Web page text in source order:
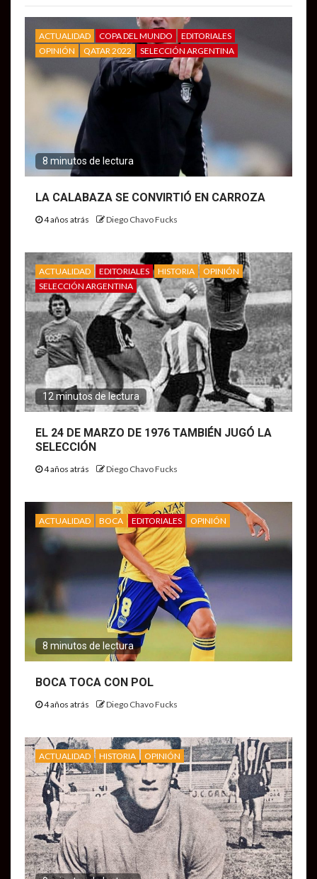
ACTUALIDAD COPA DEL MUNDO
EDITORIALES
OPINIÓN
QATAR 2022 SELECCIÓN ARGENTINA
8 minutos de lectura
LA CALABAZA SE CONVIRTIÓ EN CARROZA
4 años atrás Diego Chavo Fucks
ACTUALIDAD EDITORIALES HISTORIA
OPINIÓN
SELECCIÓN ARGENTINA
12 minutos de lectura
EL 24 DE MARZO DE 1976 TAMBIÉN JUGÓ LA
SELECCIÓN
4 años atrás Diego Chavo Fucks
ACTUALIDAD BOCA EDITORIALES OPINIÓN
8 minutos de lectura
BOCA TOCA CON POL
4 años atrás Diego Chavo Fucks
ACTUALIDAD HISTORIA OPINIÓN